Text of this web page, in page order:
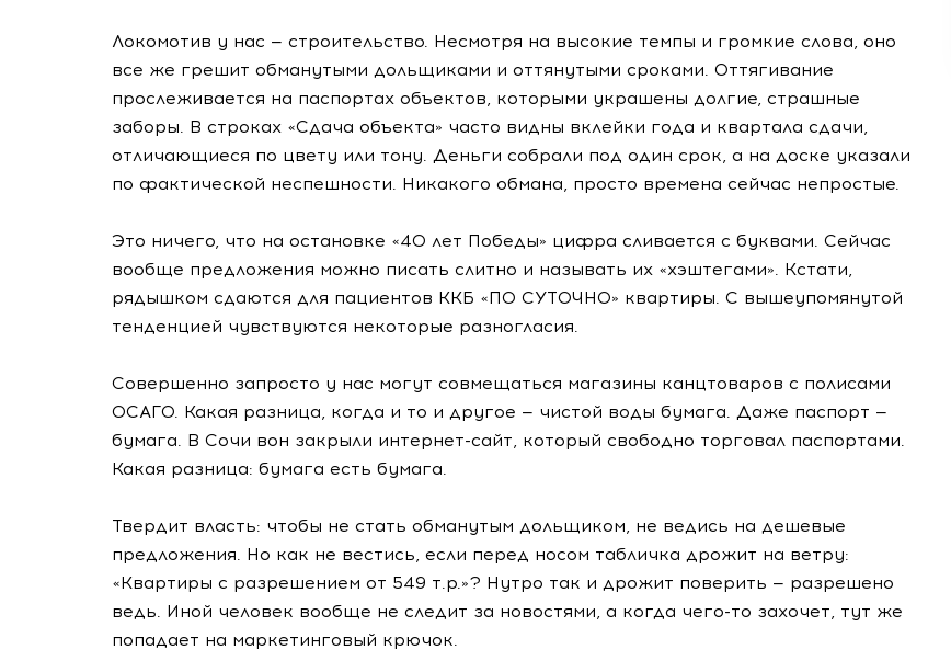
Локомотив у нас — строительство. Несмотря на высокие темпы и громкие слова, оно
все же грешит обманутыми дольщиками и оттянутыми сроками. Оттягивание
прослеживается на паспортах объектов, которыми украшены долгие, страшные
заборы. В строках «Сдача объекта» часто видны вклейки года и квартала сдачи,
отличающиеся по цвету или тону. Деньги собрали под один срок, а на доске указали
по фактической неспешности. Никакого обмана, просто времена сейчас непростые.
Это ничего, что на остановке «40 лет Победы» цифра сливается с буквами. Сейчас
вообще предложения можно писать слитно и называть их «хэштегами». Кстати,
рядышком сдаются для пациентов ККБ «ПО СУТОЧНО» квартиры. С вышеупомянутой
тенденцией чувствуются некоторые разногласия.
Совершенно запросто у нас могут совмещаться магазины канцтоваров с полисами
ОСАГО. Какая разница, когда и то и другое — чистой воды бумага. Даже паспорт —
бумага. В Сочи вон закрыли интернет-сайт, который свободно торговал паспортами.
Какая разница: бумага есть бумага.
Твердит власть: чтобы не стать обманутым дольщиком, не ведись на дешевые
предложения. Но как не вестись, если перед носом табличка дрожит на ветру:
«Квартиры с разрешением от 549 т.р.»? Нутро так и дрожит поверить — разрешено
ведь. Иной человек вообще не следит за новостями, а когда чего-то захочет, тут же
попадает на маркетинговый крючок.